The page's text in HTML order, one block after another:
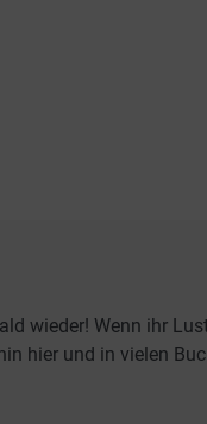
wieder! Wenn ihr
hier und in vielen